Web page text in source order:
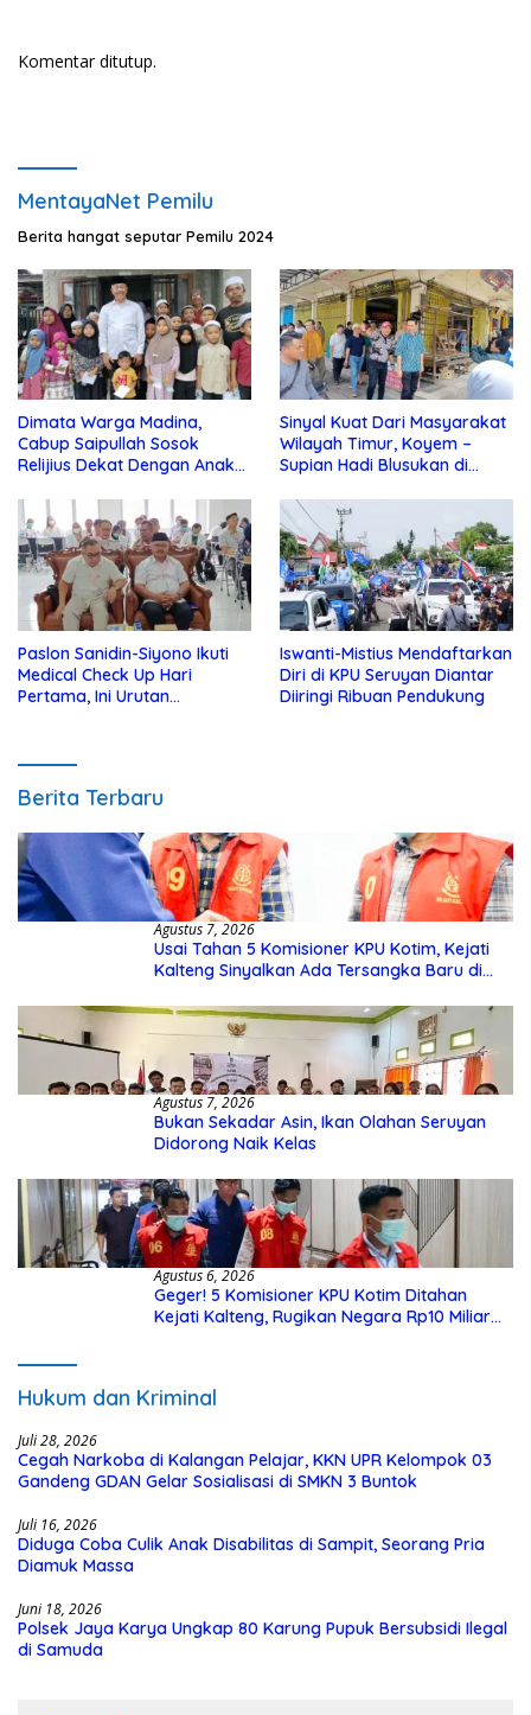
Komentar ditutup.
MentayaNet Pemilu
Berita hangat seputar Pemilu 2024
Dimata Warga Madina,
Cabup Saipullah Sosok
Relijius Dekat Dengan Anak
Sinyal Kuat Dari Masyarakat
Wilayah Timur, Koyem –
Supian Hadi Blusukan di
Paslon Sanidin-Siyono Ikuti
Medical Check Up Hari
Pertama, Ini Urutan
Iswanti-Mistius Mendaftarkan
Diri di KPU Seruyan Diantar
Diiringi Ribuan Pendukung
Berita Terbaru
Agustus 7, 2026
Usai Tahan 5 Komisioner KPU Kotim, Kejati
Kalteng Sinyalkan Ada Tersangka Baru di
Agustus 7, 2026
Bukan Sekadar Asin, Ikan Olahan Seruyan
Didorong Naik Kelas
Agustus 6, 2026
Geger! 5 Komisioner KPU Kotim Ditahan
Kejati Kalteng, Rugikan Negara Rp10 Miliar
Hukum dan Kriminal
Juli 28, 2026
Cegah Narkoba di Kalangan Pelajar, KKN UPR Kelompok 03
Gandeng GDAN Gelar Sosialisasi di SMKN 3 Buntok
Juli 16, 2026
Diduga Coba Culik Anak Disabilitas di Sampit, Seorang Pria
Diamuk Massa
Juni 18, 2026
Polsek Jaya Karya Ungkap 80 Karung Pupuk Bersubsidi Ilegal
di Samuda